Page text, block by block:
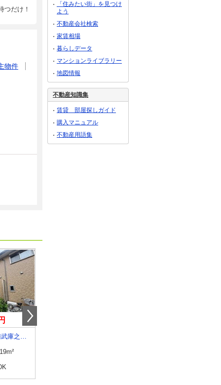
つだけ！
物件
兵庫県尼崎市南武庫之荘８丁目
「住みたい街」を見つけ
よう
不動産会社検索
家賃相場
暮らしデータ
マンションライブラリー
地図情報
不動産知識集
賃貸 部屋探しガイド
購入マニュアル
不動産用語集